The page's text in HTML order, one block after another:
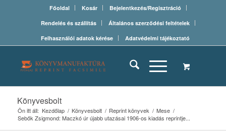
Főoldal Kosár
Bejelentkezés/Regisztráció
Rendelés és szállítás
Általános szerződési feltételek
Felhasználói adatok kérése
Adatvédelmi tájékoztató
Könyvesbolt
Ön itt áll: Kezdőlap / Könyvesbolt / Reprint könyvek / Mese /
Sebők Zsigmond: Maczkó úr újabb utazásai 1906-os kiadás reprintje...